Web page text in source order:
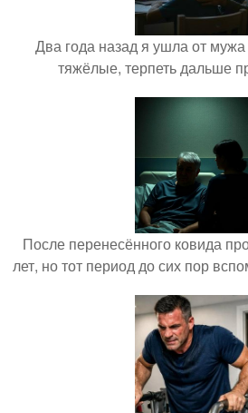
Два года назад я ушла от
тяжёлые, терпеть дальше
После перенесённого ковида
лет, но тот период до сих пор